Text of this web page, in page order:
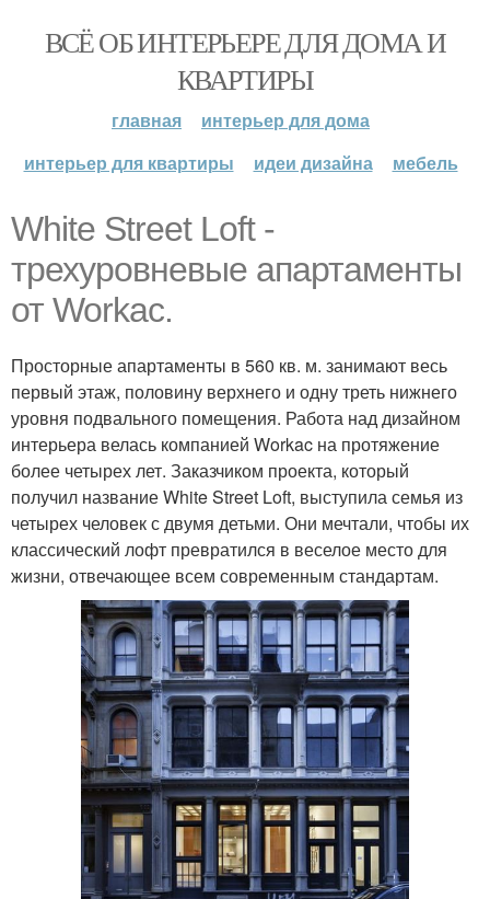
ВСЁ ОБ ИНТЕРЬЕРЕ ДЛЯ ДОМА И
КВАРТИРЫ
главная
интерьер для дома
интерьер для квартиры
идеи дизайна мебель
White Street Loft -
трехуровневые апартаменты
от Workac.
Просторные апартаменты в 560 кв. м. занимают весь
первый этаж, половину верхнего и одну треть нижнего
уровня подвального помещения. Работа над дизайном
интерьера велась компанией Workac на протяжение
более четырех лет. Заказчиком проекта, который
получил название White Street Loft, выступила семья из
четырех человек с двумя детьми. Они мечтали, чтобы их
классический лофт превратился в веселое место для
жизни, отвечающее всем современным стандартам.